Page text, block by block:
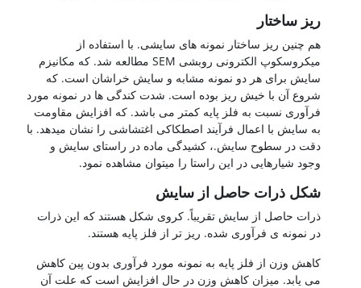
ریز ساختار
هم چنین ریز ساختار نمونه های سایشی. با استفاده از
میکروسکوپ الکترونی روبشی SEM مطالعه شد. که مکانیزم
سایش برای هر دو نمونه مشابه و سایش خراشان است. که
شروع آن با خیش ریز بوده است. شدت کندگی ها در نمونه مورد
فرآوری نسبت به فلز پایه کمتر می باشد. که افزایش مقاومت
به سایش با اعمال فرآیند اصطکاکی اغتشاشی را نشان میدهد. با
دقت در سطوح سایش.، کشیدگی ماده در راستای سایش و
وجود شیارهایی در این راستا را میتوان مشاهده نمود.
شکل ذرات حاصل از سایش
ذرات حاصل از سایش تقریباً. کروی شکل هستند که این ذرات
در نمونه ی فرآوری شده. ریز تر از فلز پایه هستند.
کاهش وزن از فلز پایه به نمونه مورد فرآوری بدون پین کاهش
می یابد. میزان کاهش وزن در حال افزایش است که علت آن